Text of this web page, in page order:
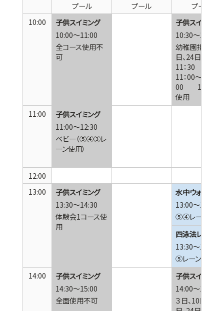
プール
プール
プール
10:00
10:00～11:00
子供スイミング
全コース使用不
可
10:30～11:30
子供スイミング
幼稚園指導 3
日、24日10：30
11：30 17日
11：00～12：
00 1コース
使用
11:00
11:00～12:30
子供スイミング
ベビー（⑤④③レ
ーン使用）
12:00
13:00
13:30～14:30
子供スイミング
体験会1コース使
用
13:00～13:30
水中ウォーキン
⑤④レーン使用
13:30～14:00
四泳法レッスン
⑤レーン使用
14:00
14:30～15:00
子供スイミング
全面使用不可
14:00～15:00
子供スイミング
３日、10日、17